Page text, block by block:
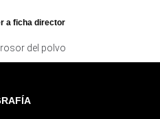
a ficha director
del polvo